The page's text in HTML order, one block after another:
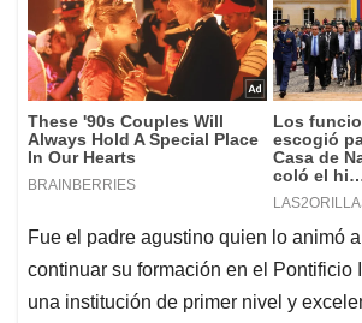
Fue el padre agustino quien lo animó
continuar su formación en el Pontificio
una institución de primer nivel y